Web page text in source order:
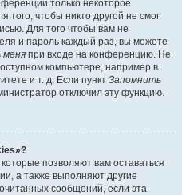
только некоторое
того, чтобы никто другой не смог
Для того чтобы вам не
и пароль каждый раз, вы можете
меня при входе на конференцию. Не
компьютере, например в
и т. д. Если пункт Запомнить
отключил эту функцию.
позволяют вам оставаться
а также выполняют другие
сообщений, если эта